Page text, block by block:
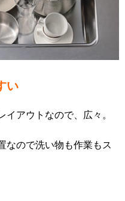
い
アウトなので、広々。
なので洗い物も作業もス